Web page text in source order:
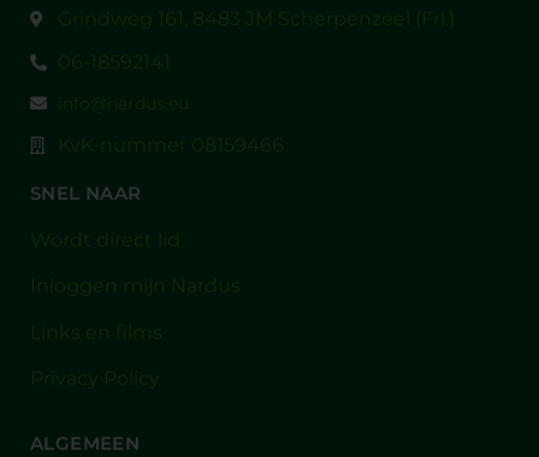
Grindweg 161, 8483 JM Scherpenzeel (Frl.)
06-18592141
info@nardus.eu
KvK-nummer 08159466
SNEL NAAR
Wordt direct lid
Inloggen mijn Nardus
Links en films
Privacy Policy
ALGEMEEN